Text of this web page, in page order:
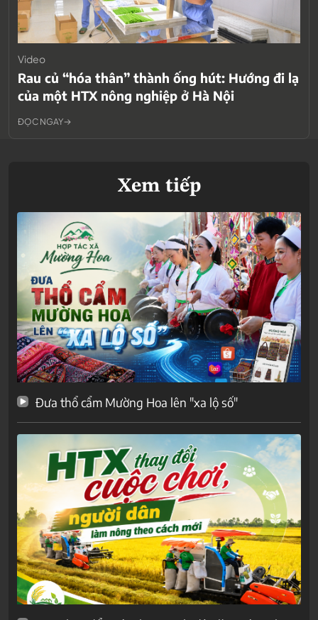
Video
Rau củ “hóa thân” thành ống hút: Hướng đi lạ
của một HTX nông nghiệp ở Hà Nội
ĐỌC NGAY
Xem tiếp
Đưa thổ cẩm Mường Hoa lên "xa lộ số"